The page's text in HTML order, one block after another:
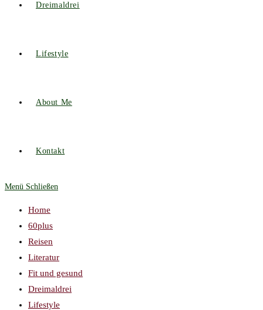
Dreimaldrei
Lifestyle
About Me
Kontakt
Menü Schließen
Home
60plus
Reisen
Literatur
Fit und gesund
Dreimaldrei
Lifestyle